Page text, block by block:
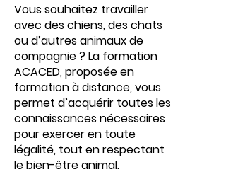
Vous souhaitez travailler
avec des chiens, des chats
ou d’autres animaux de
compagnie ? La formation
ACACED, proposée en
formation à distance, vous
permet d’acquérir toutes les
connaissances nécessaires
pour exercer en toute
légalité, tout en respectant
le bien-être animal.